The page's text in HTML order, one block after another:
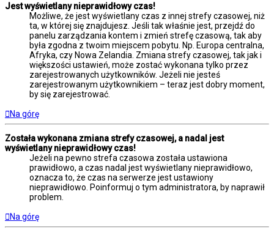
Jest wyświetlany nieprawidłowy czas!
Możliwe, że jest wyświetlany czas z innej strefy czasowej, niż
ta, w której się znajdujesz. Jeśli tak właśnie jest, przejdź do
panelu zarządzania kontem i zmień strefę czasową, tak aby
była zgodna z twoim miejscem pobytu. Np. Europa centralna,
Afryka, czy Nowa Zelandia. Zmiana strefy czasowej, tak jak i
większości ustawień, może zostać wykonana tylko przez
zarejestrowanych użytkowników. Jeżeli nie jesteś
zarejestrowanym użytkownikiem – teraz jest dobry moment,
by się zarejestrować.
Na górę
Została wykonana zmiana strefy czasowej, a nadal jest
wyświetlany nieprawidłowy czas!
Jeżeli na pewno strefa czasowa została ustawiona
prawidłowo, a czas nadal jest wyświetlany nieprawidłowo,
oznacza to, że czas na serwerze jest ustawiony
nieprawidłowo. Poinformuj o tym administratora, by naprawił
problem.
Na górę